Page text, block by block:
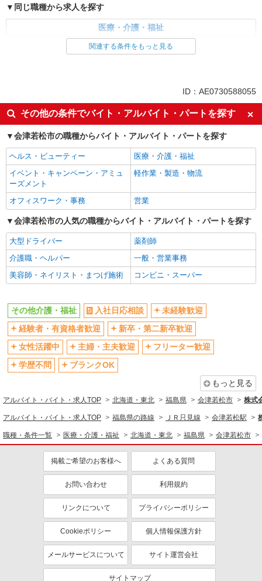
同じ職種から求人を探す
医療・介護・福祉
同じ特徴から求人を探す
交通費支給
社会保険あり
産休・育休取得実績あり
関連する条件をもっと見る
ID：AE0730588055
その他の条件でバイト・アルバイト・パートを探す
会津若松市の職種からバイト・アルバイト・パートを探す
ヘルス・ビューティー
医療・介護・福祉
イベント・キャンペーン・アミュ
ーズメント
軽作業・製造・物流
オフィスワーク・事務 営業
会津若松市の人気の職種からバイト・アルバイト・パートを探す
大型ドライバー
薬剤師
介護職・ヘルパー
一般・営業事務
美容師・ネイリスト・まつげ施術
コンビニ・スーパー
その他介護・福祉 入社日応相談
未経験歓迎
経験者・有資格者歓迎
新卒・第二新卒歓迎
女性活躍中
主婦・主夫歓迎
フリーター歓迎
学歴不問
ブランクOK
もっと見る
アルバイト・バイト・求人TOP 北海道・東北 福島県 会津若松市 株式
アルバイト・バイト・求人TOP 福島県の路線 ＪＲ只見線 会津若松駅
職種・条件一覧 医療・介護・福祉 北海道・東北 福島県 会津若松市
掲載ご希望のお客様へ よくある質問
お問い合わせ 利用規約
リンクについて プライバシーポリシー
Cookieポリシー 個人情報保護方針
メールサービスについて サイト運営会社
サイトマップ